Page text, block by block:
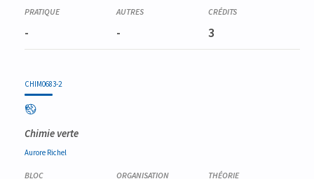
- - 3
CHIM0683-2
Chimie verte
Aurore Richel